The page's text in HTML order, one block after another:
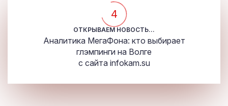
4
ОТКРЫВАЕМ НОВОСТЬ...
Аналитика МегаФона: кто выбирает
глэмпинги на Волге
с сайта infokam.su